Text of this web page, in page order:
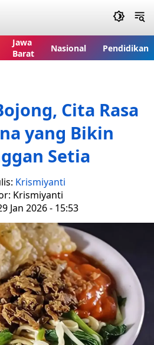
Jawa
Barat
Nasional Pendidikan
Cita Rasa
yang Bikin
Setia
Krismiyanti
Krismiyanti
Jan 2026 - 15:53